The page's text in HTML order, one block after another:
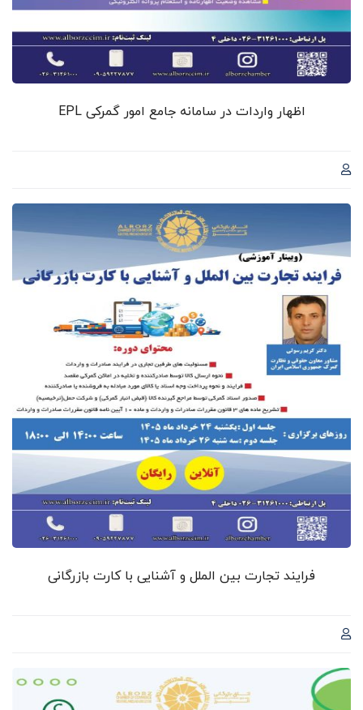
اظهار واردات در سامانه جامع امور گمرکی EPL
فرایند تجارت بین الملل و آشنایی با کارت بازرگانی